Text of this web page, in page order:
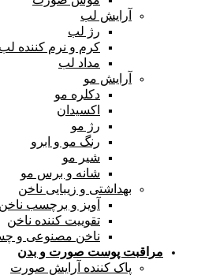
آرایش لب
رژ لب
کرم و نرم کننده لب
مداد لب
آرایش مو
دکلره مو
اکسیدان
رژ مو
رنگ مو و ابرو
شیر مو
شانه و برس مو
بهداشتی و زیبایی ناخن
آویز و برچسب ناخن
تقوییت کننده ناخن
ناخن مصنوعی و
مراقبت پوست صورت و بدن
پاک کننده آرایش صورت